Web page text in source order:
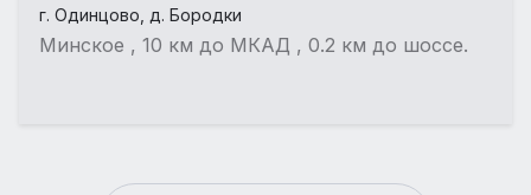
г. Одинцово, д. Бородки
Минское , 10 км до МКАД , 0.2 км до шоссе.